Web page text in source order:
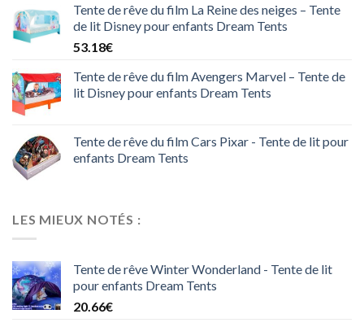
Tente de rêve du film La Reine des neiges – Tente
de lit Disney pour enfants Dream Tents
53.18€
Tente de rêve du film Avengers Marvel – Tente de
lit Disney pour enfants Dream Tents
Tente de rêve du film Cars Pixar - Tente de lit pour
enfants Dream Tents
LES MIEUX NOTÉS :
Tente de rêve Winter Wonderland - Tente de lit
pour enfants Dream Tents
20.66€